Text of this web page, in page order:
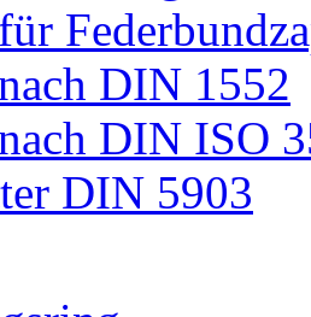
DIN 1552
DIN ISO
DIN 5903